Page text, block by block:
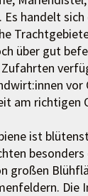
handelt
über gut
am richtigen
ist
großen
Die